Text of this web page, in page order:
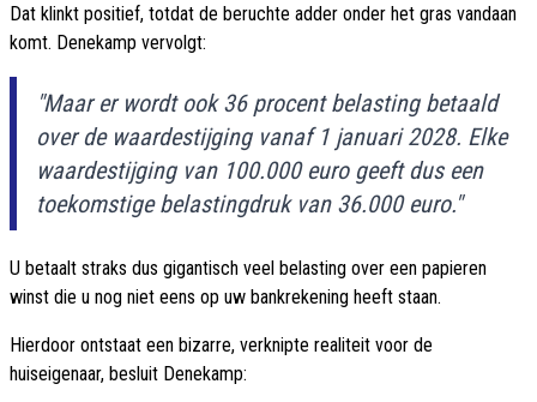
Dat klinkt positief, totdat de beruchte adder onder het gras vandaan
komt. Denekamp vervolgt:
"Maar er wordt ook 36 procent belasting betaald
over de waardestijging vanaf 1 januari 2028. Elke
waardestijging van 100.000 euro geeft dus een
toekomstige belastingdruk van 36.000 euro."
U betaalt straks dus gigantisch veel belasting over een papieren
winst die u nog niet eens op uw bankrekening heeft staan.
Hierdoor ontstaat een bizarre, verknipte realiteit voor de
huiseigenaar, besluit Denekamp: